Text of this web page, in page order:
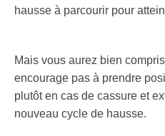
hausse à parcourir pour
Mais vous aurez bien
encourage pas à prendre
plutôt en cas de cassure et
nouveau cycle de hausse.